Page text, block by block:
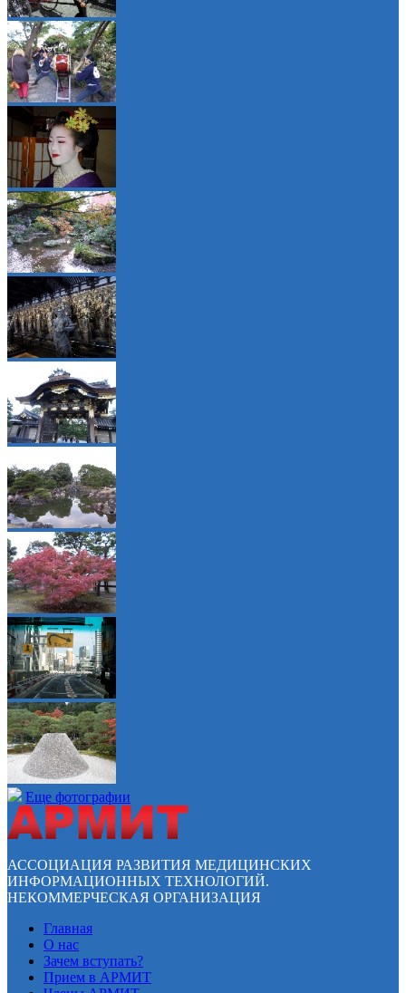
Еще фотографии
АССОЦИАЦИЯ РАЗВИТИЯ МЕДИЦИНСКИХ
ИНФОРМАЦИОННЫХ ТЕХНОЛОГИЙ.
НЕКОММЕРЧЕСКАЯ ОРГАНИЗАЦИЯ
Главная
О нас
Зачем вступать?
Прием в АРМИТ